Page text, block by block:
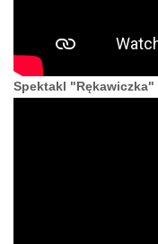
Spektakl "Rękawiczka"